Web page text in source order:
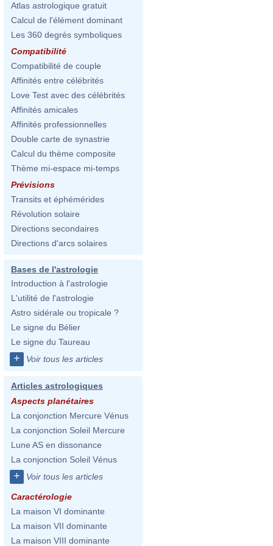
Atlas astrologique gratuit
Calcul de l'élément dominant
Les 360 degrés symboliques
Compatibilité
Compatibilité de couple
Affinités entre célébrités
Love Test avec des célébrités
Affinités amicales
Affinités professionnelles
Double carte de synastrie
Calcul du thème composite
Thème mi-espace mi-temps
Prévisions
Transits et éphémérides
Révolution solaire
Directions secondaires
Directions d'arcs solaires
Bases de l'astrologie
Introduction à l'astrologie
L'utilité de l'astrologie
Astro sidérale ou tropicale ?
Le signe du Bélier
Le signe du Taureau
+ Voir tous les articles
Articles astrologiques
Aspects planétaires
La conjonction Mercure Vénus
La conjonction Soleil Mercure
Lune AS en dissonance
La conjonction Soleil Vénus
+ Voir tous les articles
Caractérologie
La maison VI dominante
La maison VII dominante
La maison VIII dominante